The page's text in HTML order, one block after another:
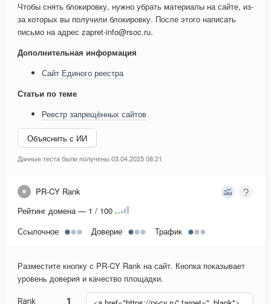
Чтобы снять блокировку, нужно убрать материалы на сайте, из-
за которых вы получили блокировку. После этого написать
письмо на адрес zapret-info@rsoc.ru.
Дополнительная информация
Сайт Единого реестра
Статьи по теме
Реестр запрещённых сайтов
Объяснить с ИИ
Данные теста были получены 03.04.2025 08:21
PR-CY Rank
Рейтинг домена — 1 / 100
Ссылочное
Доверие Трафик
Разместите кнопку с PR-CY Rank на сайт. Кнопка показывает
уровень доверия и качество площадки.